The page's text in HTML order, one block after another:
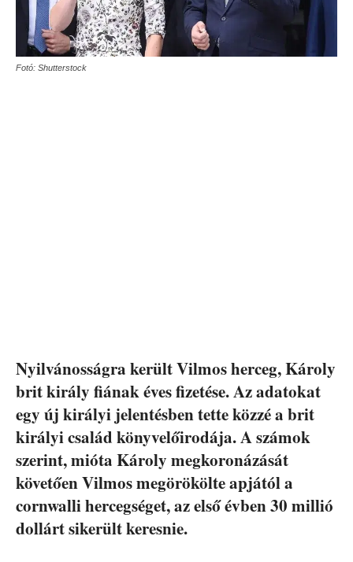
Fotó: Shutterstock
Nyilvánosságra került Vilmos herceg, Károly
brit király fiának éves fizetése. Az adatokat
egy új királyi jelentésben tette közzé a brit
királyi család könyvelőirodája. A számok
szerint, mióta Károly megkoronázását
követően Vilmos megörökölte apjától a
cornwalli hercegséget, az első évben 30 millió
dollárt sikerült keresnie.